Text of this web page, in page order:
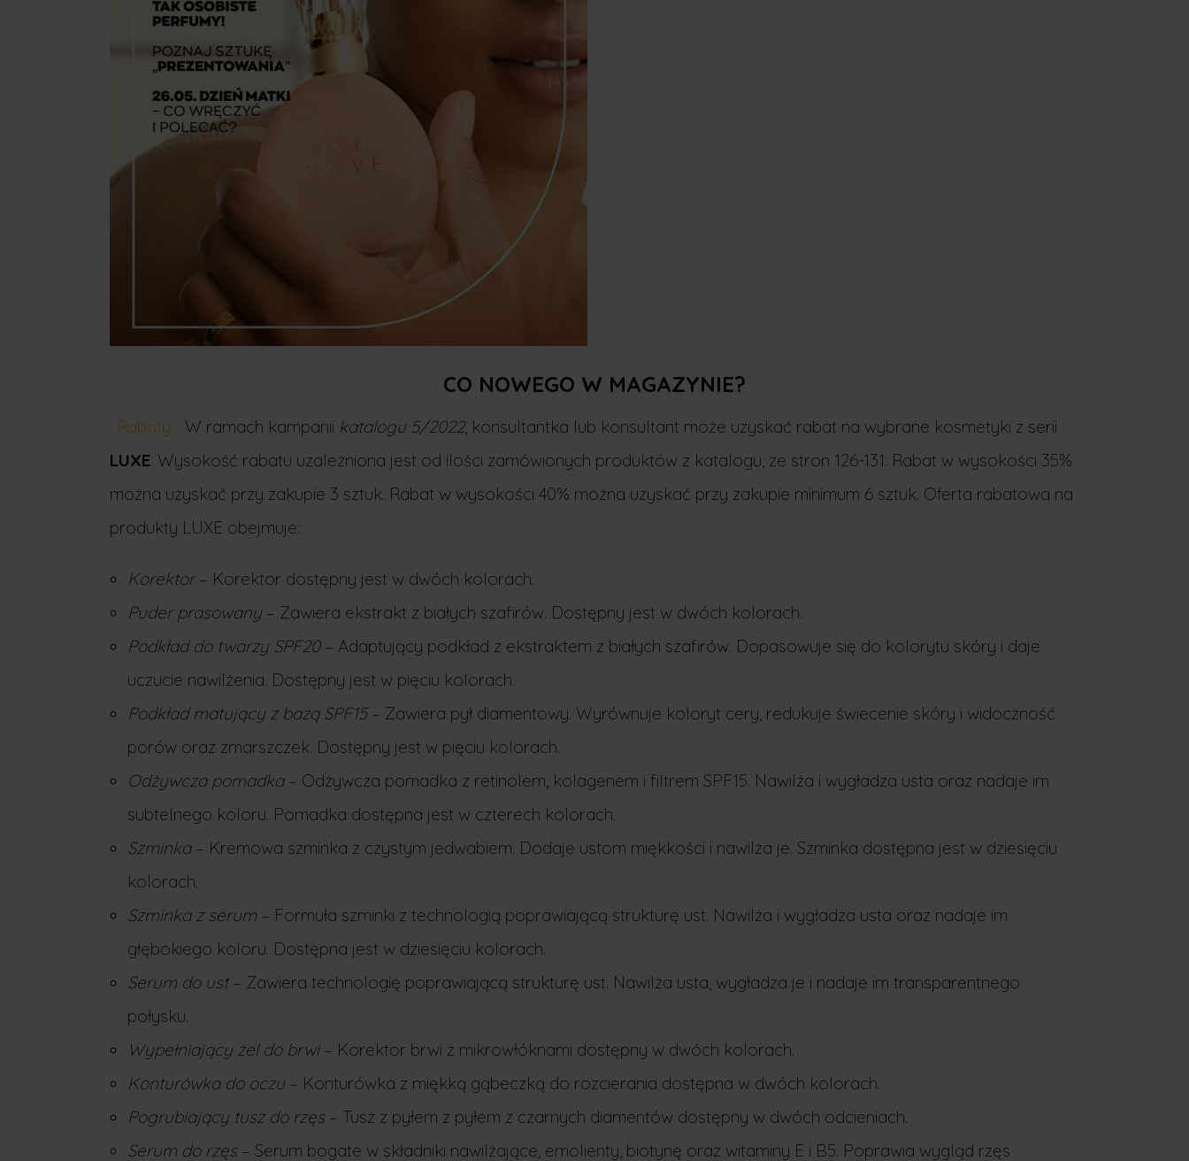
CO NOWEGO W MAGAZYNIE?
Rabaty: W ramach kampanii katalogu 5/2022, konsultantka lub konsultant może uzyskać rabat na wybrane kosmetyki z serii
LUXE. Wysokość rabatu uzależniona jest od ilości zamówionych produktów z katalogu, ze stron 126-131. Rabat w wysokości 35%
można uzyskać przy zakupie 3 sztuk. Rabat w wysokości 40% można uzyskać przy zakupie minimum 6 sztuk. Oferta rabatowa na
produkty LUXE obejmuje:
Korektor– Korektor dostępny jest w dwóch kolorach.
Puder prasowany – Zawiera ekstrakt z białych szafirów. Dostępny jest w dwóch kolorach.
Podkład do twarzy SPF20– Adaptujący podkład z ekstraktem z białych szafirów. Dopasowuje się do kolorytu skóry i daje
uczucie nawilżenia. Dostępny jest w pięciu kolorach.
Podkład matujący z bazą SPF15– Zawiera pył diamentowy. Wyrównuje koloryt cery, redukuje świecenie skóry i widoczność
porów oraz zmarszczek. Dostępny jest w pięciu kolorach.
Odżywcza pomadka– Odżywcza pomadka z retinolem, kolagenem i filtrem SPF15. Nawilża i wygładza usta oraz nadaje im
subtelnego koloru. Pomadka dostępna jest w czterech kolorach.
Szminka– Kremowa szminka z czystym jedwabiem. Dodaje ustom miękkości i nawilża je. Szminka dostępna jest w dziesięciu
kolorach.
Szminka z serum – Formuła szminki z technologią poprawiającą strukturę ust. Nawilża i wygładza usta oraz nadaje im
głębokiego koloru. Dostępna jest w dziesięciu kolorach.
Serum do ust– Zawiera technologię poprawiającą strukturę ust. Nawilża usta, wygładza je i nadaje im transparentnego
połysku.
Wypełniający żel do brwi– Korektor brwi z mikrowłóknami dostępny w dwóch kolorach.
Konturówka do oczu – Konturówka z miękką gąbeczką do rozcierania dostępna w dwóch kolorach.
Pogrubiający tusz do rzęs– Tusz z pyłem z pyłem z czarnych diamentów dostępny w dwóch odcieniach.
Serum do rzęs– Serum bogate w składniki nawilżające, emolienty, biotynę oraz witaminy E i B5. Poprawia wygląd rzęs